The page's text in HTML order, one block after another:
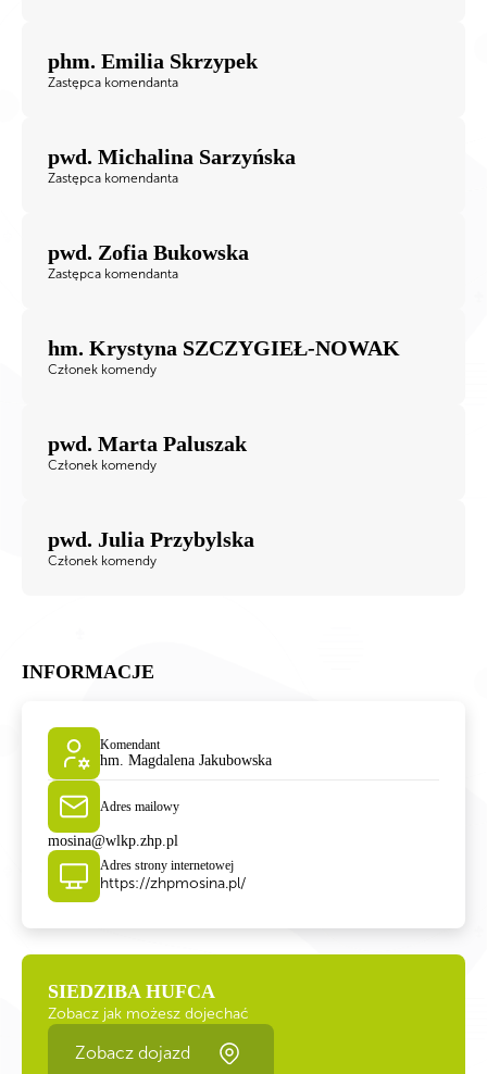
phm. Emilia Skrzypek
Zastępca komendanta
pwd. Michalina Sarzyńska
Zastępca komendanta
pwd. Zofia Bukowska
Zastępca komendanta
hm. Krystyna SZCZYGIEŁ-NOWAK
Członek komendy
pwd. Marta Paluszak
Członek komendy
pwd. Julia Przybylska
Członek komendy
INFORMACJE
Komendant
hm. Magdalena Jakubowska
Adres mailowy
mosina@wlkp.zhp.pl
Adres strony internetowej
https://zhpmosina.pl/
SIEDZIBA HUFCA
Zobacz jak możesz dojechać
Zobacz dojazd